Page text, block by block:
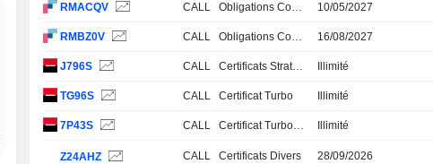
RMACQV CALL Obligations Convertibles 10/05/2027
RMBZ0V CALL Obligations Convertibles 16/08/2027
J796S CALL Certificats Stratégiques, Thématiques et Paniers Illimité
TG96S CALL Certificat Turbo Illimité
7P43S CALL Certificat Turbo Stop Loss Illimité
Z24AHZ CALL Certificats Divers 28/09/2026